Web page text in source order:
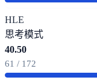
HLE
思考模式
40.50
61 / 172